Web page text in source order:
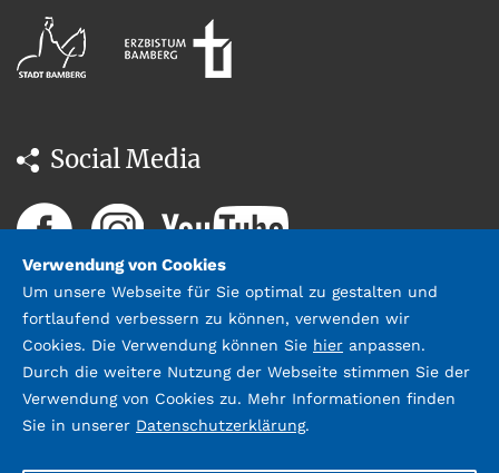
Social Media
Datenschutz Impressum &
Kontakt
Verwendung von Cookies
Um unsere Webseite für Sie optimal zu gestalten und
fortlaufend verbessern zu können, verwenden wir
Cookies. Die Verwendung können Sie hier anpassen.
Durch die weitere Nutzung der Webseite stimmen Sie der
Verwendung von Cookies zu. Mehr Informationen finden
Sie in unserer Datenschutzerklärung.